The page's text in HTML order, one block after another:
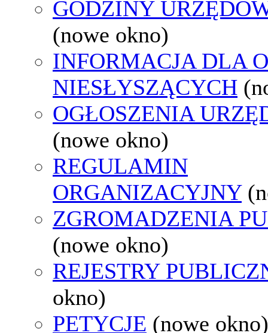
GODZINY
(nowe okno)
INFORMACJA DLA
NIESŁYSZĄCYCH
OGŁOSZENIA
(nowe okno)
REGULAMIN
ORGANIZACYJNY
ZGROMADZENIA
(nowe okno)
REJESTRY
okno)
PETYCJE (nowe okno)